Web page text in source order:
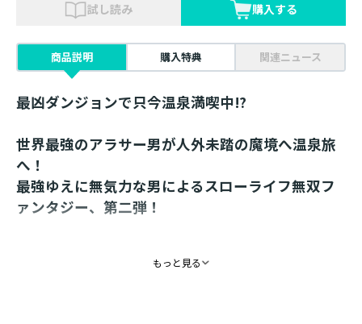
試し読み 購入する
商品説明 購入特典 関連ニュース
最凶ダンジョンで只今温泉満喫中⁉
世界最強のアラサー男が人外未踏の魔境へ温泉旅
へ！
最強ゆえに無気力な男によるスローライフ無双フ
ァンタジー、第二弾！
もっと見る